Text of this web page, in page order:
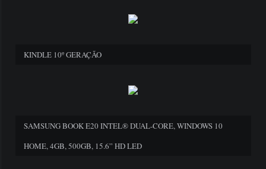
KINDLE 10º GERAÇÃO
SAMSUNG BOOK E20 INTEL® DUAL-CORE, WINDOWS 10
HOME, 4GB, 500GB, 15.6” HD LED